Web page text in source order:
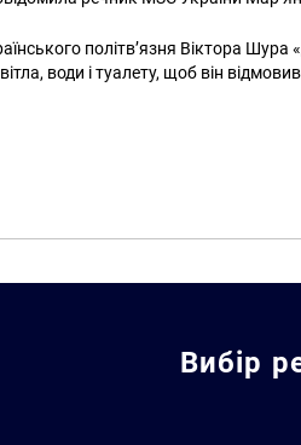
політв’язня Віктора
води і туалету, щоб він
Вибір